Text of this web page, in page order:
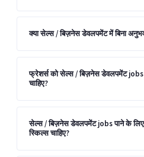
क्या सेल्स / बिज़नेस डेवलपमेंट में बिना
फ्रेशर्स को सेल्स / बिज़नेस डेवलपमेंट
चाहिए?
सेल्स / बिज़नेस डेवलपमेंट jobs पाने के
स्किल्स चाहिए?